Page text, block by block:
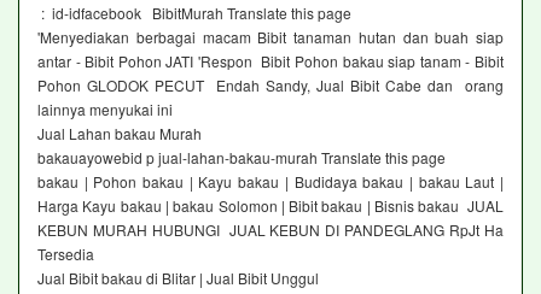
: id-idfacebook BibitMurah Translate this page
'Menyediakan berbagai macam Bibit tanaman hutan dan buah siap
antar - Bibit Pohon JATI 'Respon Bibit Pohon bakau siap tanam - Bibit
Pohon GLODOK PECUT Endah Sandy, Jual Bibit Cabe dan orang
lainnya menyukai ini
Jual Lahan bakau Murah
bakauayowebid p jual-lahan-bakau-murah Translate this page
bakau | Pohon bakau | Kayu bakau | Budidaya bakau | bakau Laut |
Harga Kayu bakau | bakau Solomon | Bibit bakau | Bisnis bakau JUAL
KEBUN MURAH HUBUNGI JUAL KEBUN DI PANDEGLANG RpJt Ha
Tersedia
Jual Bibit bakau di Blitar | Jual Bibit Unggul